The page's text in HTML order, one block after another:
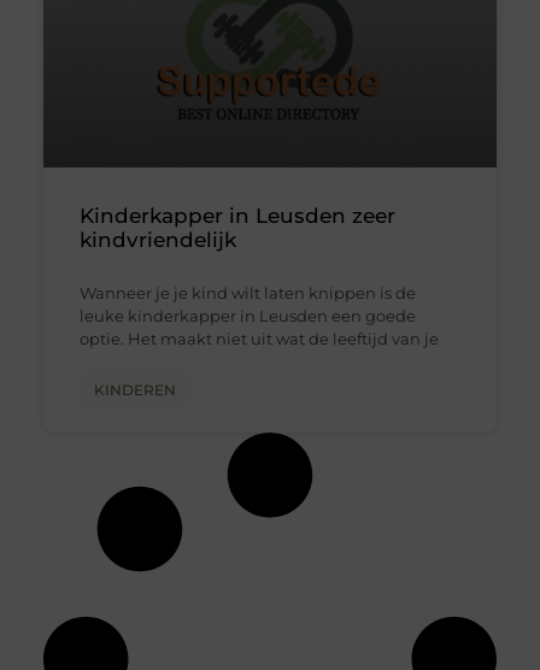
Kinderkapper in Leusden zeer
kindvriendelijk
Wanneer je je kind wilt laten knippen is de
leuke kinderkapper in Leusden een goede
optie. Het maakt niet uit wat de leeftijd van je
KINDEREN